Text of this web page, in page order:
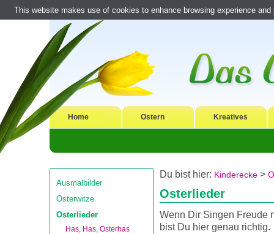
Home Ostern Kreatives
Ausmalbilder
Osterwitze
Osterlieder
Has, Has, Osterhas
Du bist hier: Kinderecke >
Osterlieder
Wenn Dir Singen Freude
bist Du hier genau richtig.
This website makes use of cookies to enhance browsing experience